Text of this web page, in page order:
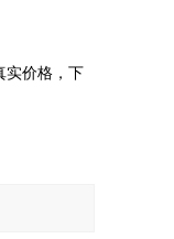
价格，下